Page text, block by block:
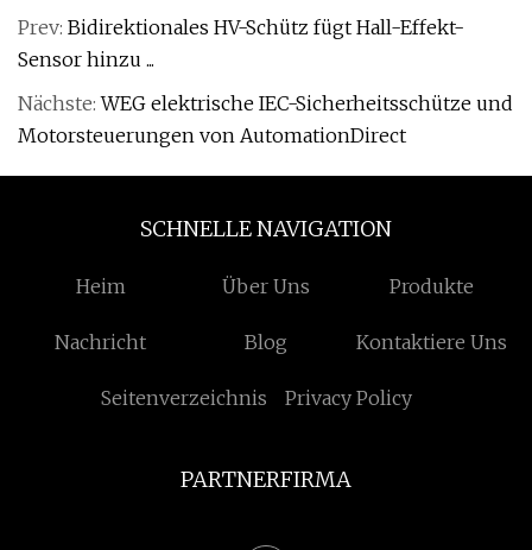
Prev: Bidirektionales HV-Schütz fügt Hall-Effekt-
Sensor hinzu ...
Nächste:WEG elektrische IEC-Sicherheitsschütze und
Motorsteuerungen von AutomationDirect
SCHNELLE NAVIGATION
Heim Über Uns Produkte
Nachricht Blog Kontaktiere Uns
Seitenverzeichnis Privacy Policy
PARTNERFIRMA